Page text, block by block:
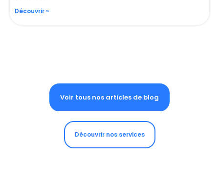
Découvrir »
Voir tous nos articles de blog
Découvrir nos services